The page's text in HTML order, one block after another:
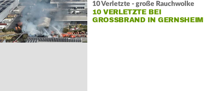
10 Verletzte - große Rauchwolke
10 VERLETZTE BEI
GROSSBRAND IN GERNSHEIM